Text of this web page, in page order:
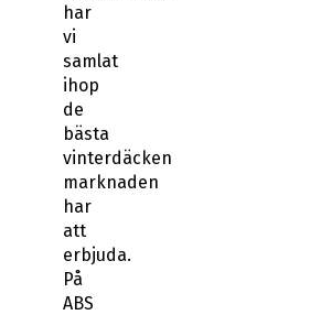
har
vi
samlat
ihop
de
bästa
vinterdäcken
marknaden
har
att
erbjuda.
På
ABS